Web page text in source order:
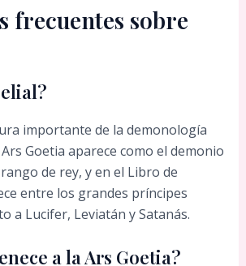
frecuentes sobre
importante de la demonología
Goetia aparece como el demonio
de rey, y en el Libro de
entre los grandes príncipes
a Lucifer, Leviatán y Satanás.
a la Ars Goetia?